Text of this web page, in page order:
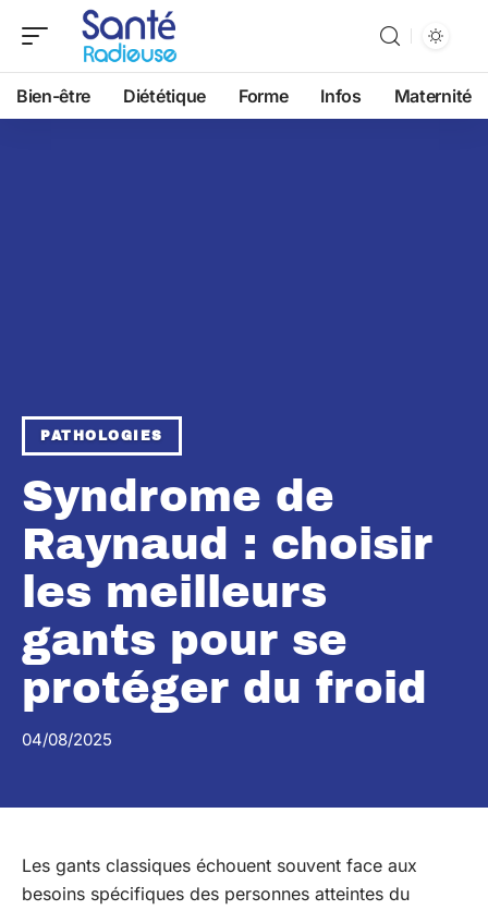
Bien-être Diététique Forme Infos Maternité
PATHOLOGIES
Syndrome de
Raynaud : choisir
les meilleurs
gants pour se
protéger du froid
04/08/2025
Les gants classiques échouent souvent face aux
besoins spécifiques des personnes atteintes du